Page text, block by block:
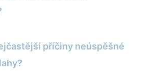
příčiny neúspěšné